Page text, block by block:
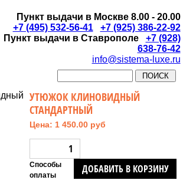
Пункт выдачи в Москве 8.00 - 20.00
+7 (495) 532-56-41
+7 (925) 386-22-92
Пункт выдачи в Ставрополе
+7 (928)
638-76-42
info@sistema-luxe.ru
УТЮЖОК КЛИНОВИДНЫЙ
СТАНДАРТНЫЙ
Цена: 1 450.00 руб
ДОБАВИТЬ В КОРЗИНУ
Способы
оплаты